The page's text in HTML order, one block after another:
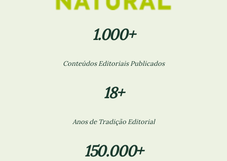
1.000+
Conteúdos Editoriais Publicados
18+
Anos de Tradição Editorial
150.000+